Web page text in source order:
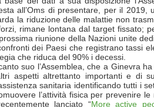
all’Oms di presentare, per il
la riduzione delle malattie non
rimane lontana dal target fissato;
riunione della Nazioni unite
dei Paesi che registrano tassi
che riduca del 90% i decessi.
suo l’Assemblea, che a Ginevra
aspetti altrettanto importanti e di
sanitaria identificando tutti i
l’attività fisica per prevenire
lanciato “More active